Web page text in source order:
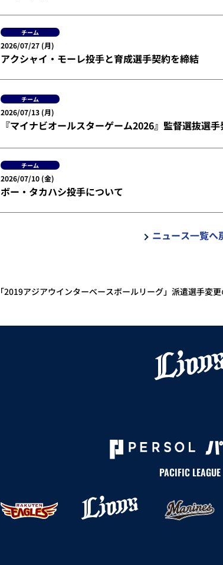
チーム
2026/07/27 (月)
アクシャイ・モーレ投手と育成選手契約を締結
チーム
2026/07/13 (月)
『マイナビオールスターゲーム2026』監督選抜選手
チーム
2026/07/10 (金)
ボー・タカハシ投手について
ニュース一覧へ
「2019アジアウインターベースボールリーグ」派遣選手変
PACIFIC LEAGUE